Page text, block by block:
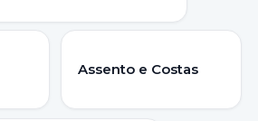
Assento e Costas